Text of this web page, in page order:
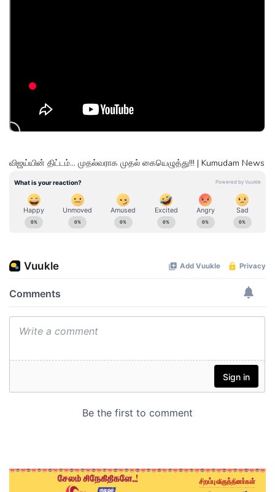
விஜய்யின் திட்டம்... முதல்வராக முதல் கையெழுத்து!!! | Kumudam News